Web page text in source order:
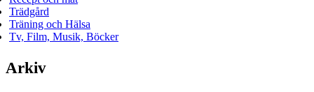
Trädgård
Träning och Hälsa
Tv, Film, Musik, Böcker
Arkiv